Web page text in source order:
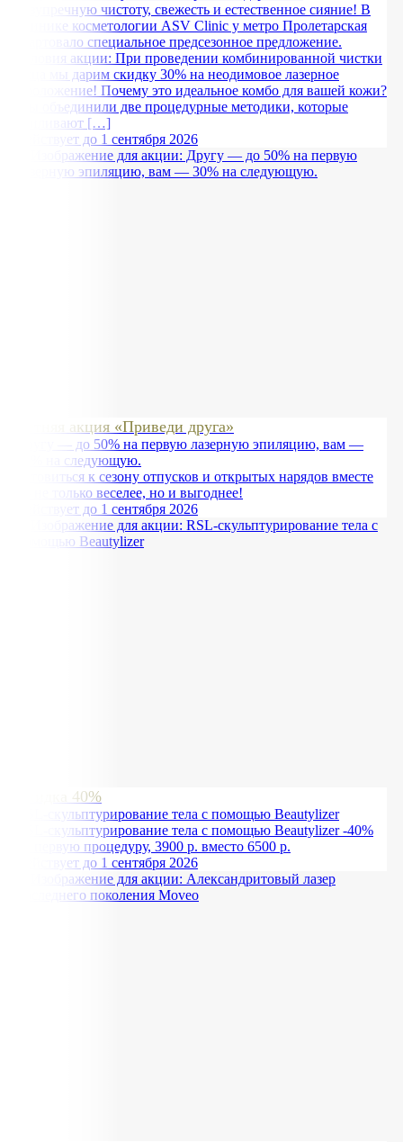
безупречную чистоту, свежесть и естественное сияние! В
клинике косметологии ASV Clinic у метро Пролетарская
стартовало специальное предсезонное предложение.
Условия акции: При проведении комбинированной чистки
лица мы дарим скидку 30% на неодимовое лазерное
омоложение! Почему это идеальное комбо для вашей кожи?
Мы объединили две процедурные методики, которые
усиливают […]
Действует до 1 сентября 2026
Летняя акция «Приведи друга»
Другу — до 50% на первую лазерную эпиляцию, вам —
30% на следующую.
Готовиться к сезону отпусков и открытых нарядов вместе
— не только веселее, но и выгоднее!
Действует до 1 сентября 2026
Скидка 40%
RSL-скульптурирование тела с помощью Beautylizer
RSL-скульптурирование тела с помощью Beautylizer -40%
на первую процедуру, 3900 р. вместо 6500 р.
Действует до 1 сентября 2026